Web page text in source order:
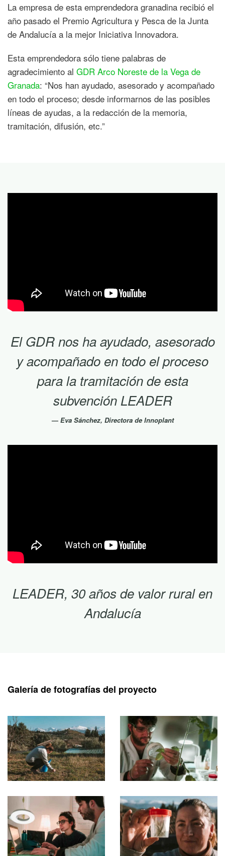
La empresa de esta emprendedora granadina recibió el
año pasado el Premio Agricultura y Pesca de la Junta
de Andalucía a la mejor Iniciativa Innovadora.
Esta emprendedora sólo tiene palabras de
agradecimiento al GDR Arco Noreste de la Vega de
Granada: “Nos han ayudado, asesorado y acompañado
en todo el proceso; desde informarnos de las posibles
líneas de ayudas, a la redacción de la memoria,
tramitación, difusión, etc.”
El GDR nos ha ayudado, asesorado
y acompañado en todo el proceso
para la tramitación de esta
subvención LEADER
Eva Sánchez, Directora de Innoplant
LEADER, 30 años de valor rural en
Andalucía
Galería de fotografías del proyecto
Ampliar Ampliar
Ampliar Ampliar